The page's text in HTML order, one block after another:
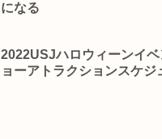
になる
2022USJハロウィーンイ
ョーアトラクションスケジ